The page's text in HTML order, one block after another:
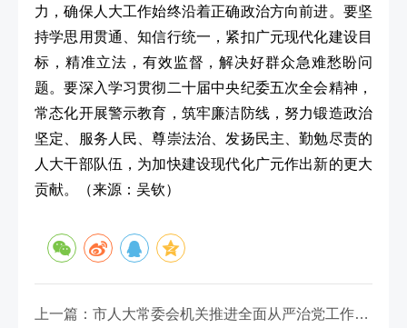
力，确保人大工作始终沿着正确政治方向前进。要坚
持学思用贯通、知信行统一，紧扣广元现代化建设目
标，精准立法，有效监督，解决好群众急难愁盼问
题。要深入学习贯彻二十届中央纪委五次全会精神，
常态化开展警示教育，筑牢廉洁防线，努力锻造政治
坚定、服务人民、尊崇法治、发扬民主、勤勉尽责的
人大干部队伍，为加快建设现代化广元作出新的更大
贡献。
（来源： 吴钦）
上一篇：市人大常委会机关推进全面从严治党工作会召开